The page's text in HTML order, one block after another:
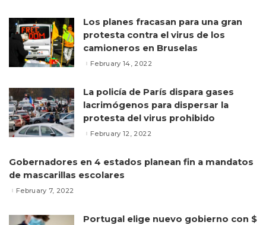
Los planes fracasan para una gran
protesta contra el virus de los
camioneros en Bruselas
February 14, 2022
La policía de París dispara gases
lacrimógenos para dispersar la
protesta del virus prohibido
February 12, 2022
Gobernadores en 4 estados planean fin a mandatos
de mascarillas escolares
February 7, 2022
Portugal elige nuevo gobierno con $